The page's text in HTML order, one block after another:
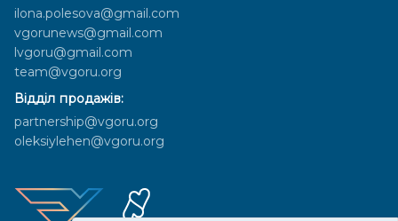
ilona.polesova@gmail.com
vgorunews@gmail.com
lvgoru@gmail.com
team@vgoru.org
Відділ продажів:
partnership@vgoru.org
oleksiylehen@vgoru.org